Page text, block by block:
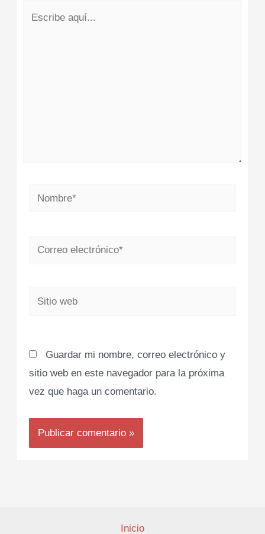
Nombre*
Correo
Sitio
Guardar mi nombre, correo electrónico y
sitio web en este navegador para la próxima
vez que haga un comentario.
Inicio